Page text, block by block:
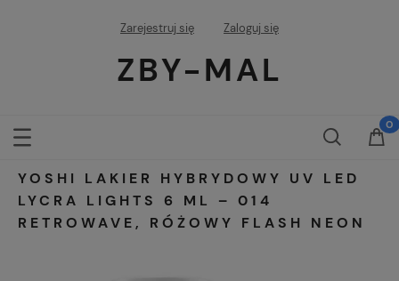
Zarejestruj się Zaloguj się
ZBY-MAL
YOSHI LAKIER HYBRYDOWY UV LED
LYCRA LIGHTS 6 ML – 014
RETROWAVE, RÓŻOWY FLASH NEON